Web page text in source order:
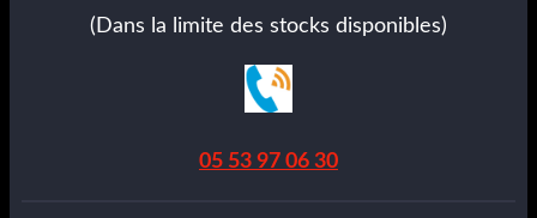
(Dans la limite des stocks disponibles)
05 53 97 06 30